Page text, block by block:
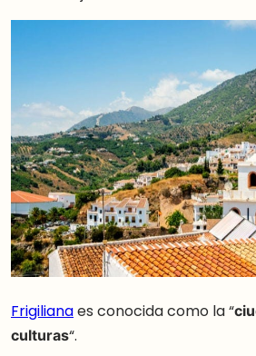
Frigilianaes conocida como la “
culturas“.